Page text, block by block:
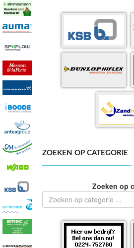
ZOEKEN OP CATEGORIE
Zoeken op